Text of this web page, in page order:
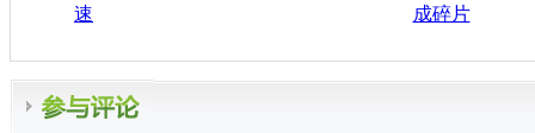
速
成碎片